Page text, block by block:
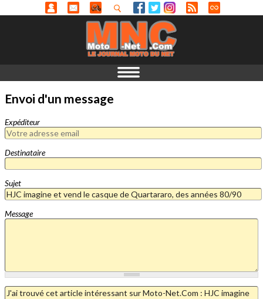
Envoi d'un message
Expéditeur
Destinataire
Sujet
Message